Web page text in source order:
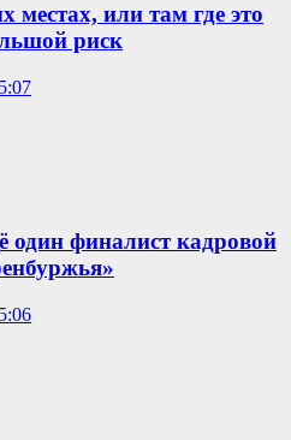
местах, или там где это
риск
финалист кадровой